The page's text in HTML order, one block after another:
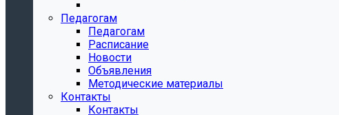
Педагогам
Педагогам
Расписание
Новости
Объявления
Методические материалы
Контакты
Контакты